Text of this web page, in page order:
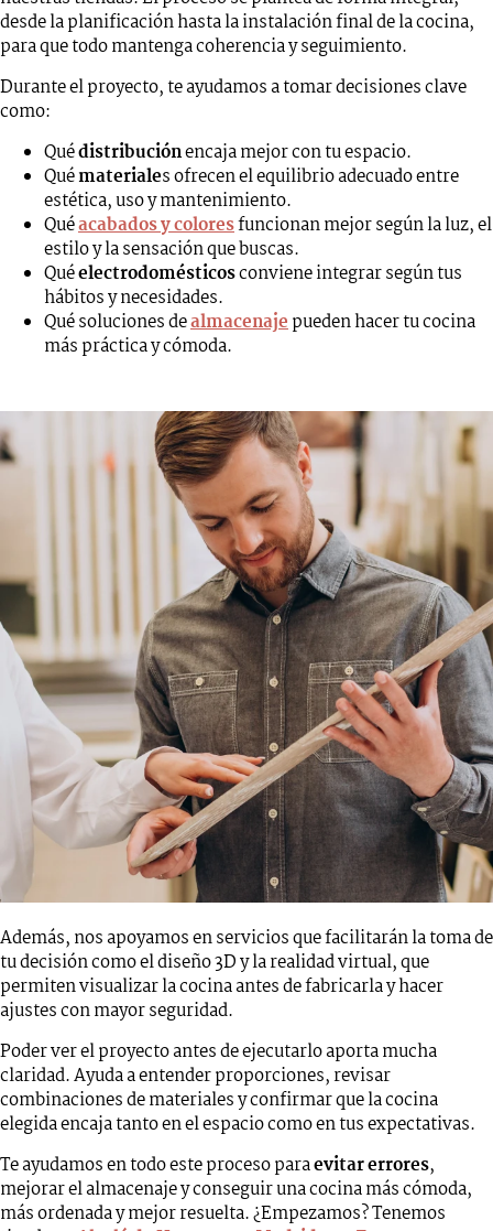
desde la planificación hasta la instalación final de la cocina,
para que todo mantenga coherencia y seguimiento.
Durante el proyecto, te ayudamos a tomar decisiones clave
como:
Quédistribuciónencaja mejor con tu espacio.
Quémateriales ofrecen el equilibrio adecuado entre
estética, uso y mantenimiento.
Quéacabados y coloresfuncionan mejor según la luz, el
estilo y la sensación que buscas.
Quéelectrodomésticosconviene integrar según tus
hábitos y necesidades.
Qué soluciones dealmacenajepueden hacer tu cocina
más práctica y cómoda.
Además, nos apoyamos en servicios que facilitarán la toma de
tu decisión como el diseño 3D y la realidad virtual, que
permiten visualizar la cocina antes de fabricarla y hacer
ajustes con mayor seguridad.
Poder ver el proyecto antes de ejecutarlo aporta mucha
claridad. Ayuda a entender proporciones, revisar
combinaciones de materiales y confirmar que la cocina
elegida encaja tanto en el espacio como en tus expectativas.
Te ayudamos en todo este proceso paraevitar errores,
mejorar el almacenaje y conseguir una cocina más cómoda,
más ordenada y mejor resuelta. ¿Empezamos? Tenemos